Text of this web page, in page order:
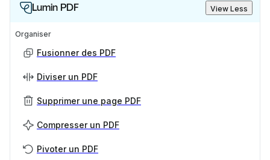
Lumin PDF View Less
Organiser
Fusionner des PDF
Diviser un PDF
Supprimer une page PDF
Compresser un PDF
Pivoter un PDF